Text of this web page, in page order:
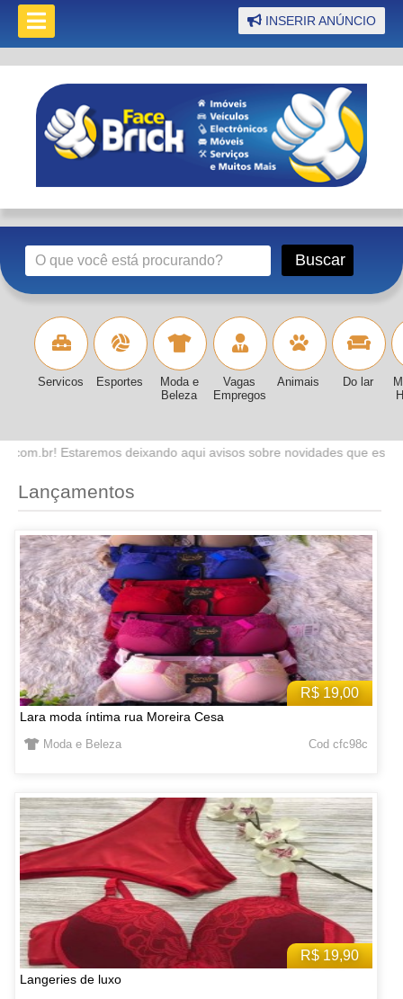
INSERIR ANÚNCIO
Servicos Esportes
Moda e
Beleza
Vagas
Empregos
Animais Do lar
aqui avisos sobre novidades que estaremos lançando no site.
Lançamentos
R$ 19,00
Lara moda íntima rua Moreira Cesa
Moda e Beleza Cod cfc98c
R$ 19,90
Langeries de luxo